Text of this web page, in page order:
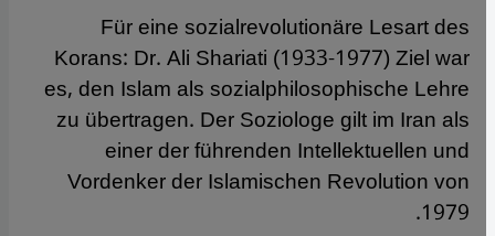
Für eine sozialrevolutionäre Lesart des
Korans: Dr. Ali Shariati (1933-1977) Ziel war
es, den Islam als sozialphilosophische Lehre
zu übertragen. Der Soziologe gilt im Iran als
einer der führenden Intellektuellen und
Vordenker der Islamischen Revolution von
1979.